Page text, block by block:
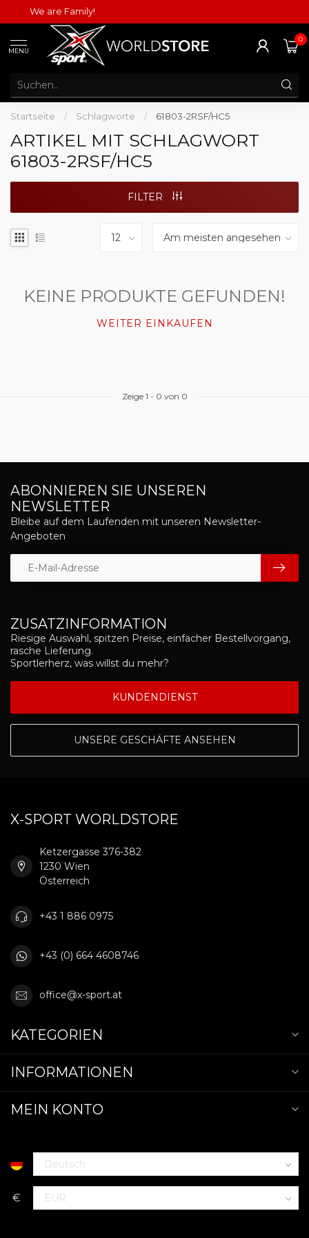
We are Family!
MENU
0
Startseite / Schlagworte / 61803-2RSF/HC5
ARTIKEL MIT SCHLAGWORT
61803-2RSF/HC5
FILTER
KEINE PRODUKTE GEFUNDEN!
WEITER EINKAUFEN
Zeige 1 - 0 von 0
ZUSATZINFORMATION
Riesige Auswahl, spitzen Preise, einfacher Bestellvorgang,
rasche Lieferung.
Sportlerherz, was willst du mehr?
KUNDENDIENST
UNSERE GESCHÄFTE ANSEHEN
ABONNIEREN SIE UNSEREN
NEWSLETTER
Bleibe auf dem Laufenden mit unseren Newsletter-
Angeboten
X-SPORT WORLDSTORE
Ketzergasse 376-382
1230 Wien
Österreich
+43 1 886 0975
+43 (0) 664 4608746
office@x-sport.at
KATEGORIEN
INFORMATIONEN
MEIN KONTO
€